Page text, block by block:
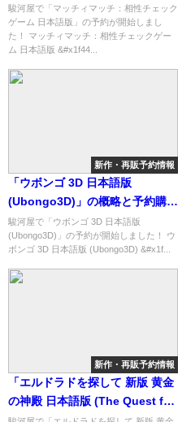
約購入可能なショップ紹介！
駿河屋で「マッチィマッチ：相性チェック
ゲーム 日本語版」の予約が開始しまし
た！ マッチィマッチ：相性チェックゲー
ム 日本語版 &#x1f44...
新作・再販予約情報
「ウボンゴ 3D 日本語版
(Ubongo3D)」の概略と予約購入
可能なショップ紹介！
駿河屋で「ウボンゴ 3D 日本語版
(Ubongo3D)」の予約が開始しました！ ウ
ボンゴ 3D 日本語版 (Ubongo3D) &#x1f...
新作・再販予約情報
「エルドラドを探して 新版 黄金
の神殿 日本語版 (The Quest for